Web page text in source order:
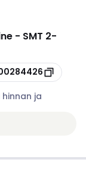
- SMT 2-
ja